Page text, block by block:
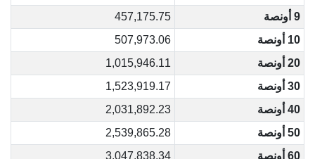
9 أونصة
457,175.75
10 أونصة
507,973.06
20 أونصة
1,015,946.11
30 أونصة
1,523,919.17
40 أونصة
2,031,892.23
50 أونصة
2,539,865.28
60 أونصة
3,047,838.34